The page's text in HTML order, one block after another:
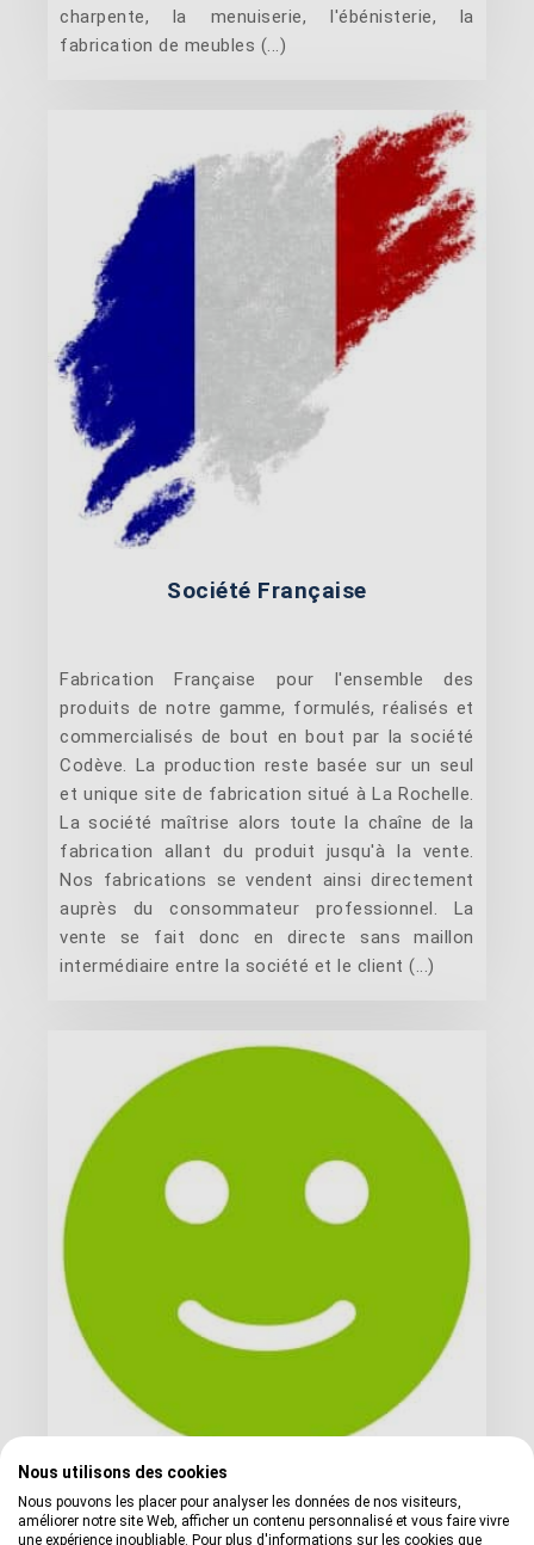
charpente, la menuiserie, l'ébénisterie, la
fabrication de meubles (...)
Société Française
Fabrication Française pour l'ensemble des
produits de notre gamme, formulés, réalisés et
commercialisés de bout en bout par la société
Codève. La production reste basée sur un seul
et unique site de fabrication situé à La Rochelle.
La société maîtrise alors toute la chaîne de la
fabrication allant du produit jusqu'à la vente.
Nos fabrications se vendent ainsi directement
auprès du consommateur professionnel. La
vente se fait donc en directe sans maillon
intermédiaire entre la société et le client (...)
Satisfait ou remboursé
Nous utilisons des cookies
Nous pouvons les placer pour analyser les données de nos visiteurs,
améliorer notre site Web, afficher un contenu personnalisé et vous faire vivre
une expérience inoubliable. Pour plus d'informations sur les cookies que